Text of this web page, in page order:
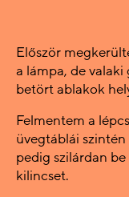
Először
a lámpa, de
betört ablakok
Felmentem a
üvegtáblái
pedig szilárdan
kilincset.